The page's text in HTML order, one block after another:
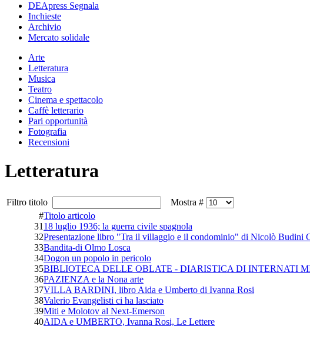
DEApress Segnala
Inchieste
Archivio
Mercato solidale
Arte
Letteratura
Musica
Teatro
Cinema e spettacolo
Caffè letterario
Pari opportunità
Fotografia
Recensioni
Letteratura
Filtro titolo
Mostra #
#Titolo articolo
31 18 luglio 1936; la guerra civile spagnola
32Presentazione libro "Tra il villaggio e il condominio" di Nicolò Budini
33Bandita-di Olmo Losca
34Dogon un popolo in pericolo
35BIBLIOTECA DELLE OBLATE - DIARISTICA DI INTERNATI
36PAZIENZA e la Nona arte
37VILLA BARDINI, libro Aida e Umberto di Ivanna Rosi
38Valerio Evangelisti ci ha lasciato
39Miti e Molotov al Next-Emerson
40AIDA e UMBERTO, Ivanna Rosi, Le Lettere